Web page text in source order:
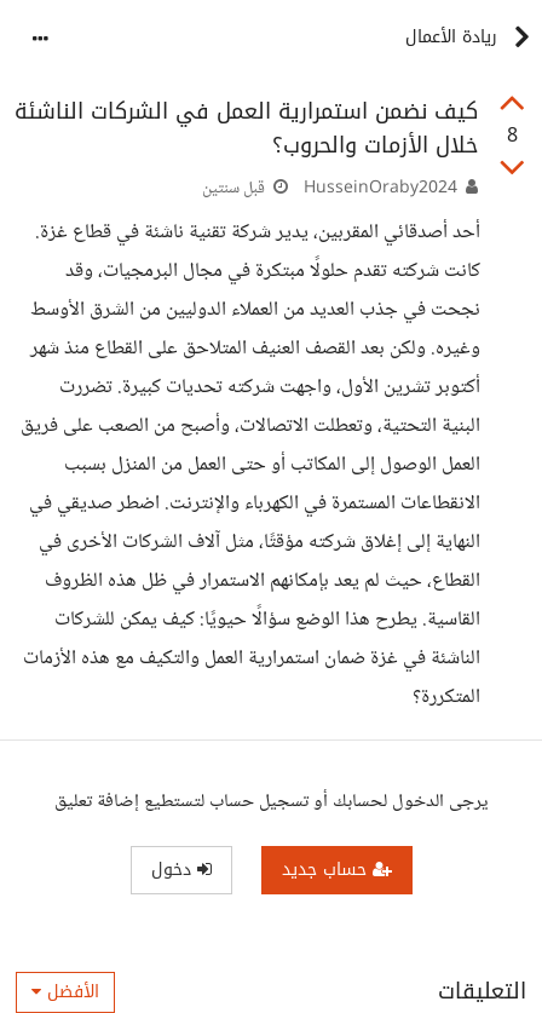
ريادة الأعمال
8
كيف نضمن استمرارية العمل في الشركات الناشئة
خلال الأزمات والحروب؟
قبل سنتين
أحد أصدقائي المقربين، يدير شركة تقنية ناشئة في قطاع غزة.
كانت شركته تقدم حلولًا مبتكرة في مجال البرمجيات، وقد
نجحت في جذب العديد من العملاء الدوليين من الشرق الأوسط
وغيره. ولكن بعد القصف العنيف المتلاحق على القطاع منذ شهر
أكتوبر تشرين الأول، واجهت شركته تحديات كبيرة. تضررت
البنية التحتية، وتعطلت الاتصالات، وأصبح من الصعب على فريق
العمل الوصول إلى المكاتب أو حتى العمل من المنزل بسبب
الانقطاعات المستمرة في الكهرباء والإنترنت. اضطر صديقي في
النهاية إلى إغلاق شركته مؤقتًا، مثل آلاف الشركات الأخرى في
القطاع، حيث لم يعد بإمكانهم الاستمرار في ظل هذه الظروف
القاسية. يطرح هذا الوضع سؤالًا حيويًا: كيف يمكن للشركات
الناشئة في غزة ضمان استمرارية العمل والتكيف مع هذه الأزمات
المتكررة؟
يرجى الدخول لحسابك أو تسجيل حساب لتستطيع إضافة تعليق
حساب جديد دخول
التعليقات الأفضل